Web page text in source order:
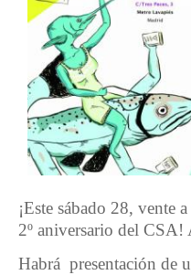
¡Este sábado 28, vente
2º aniversario del CSA!
Habrá presentación de